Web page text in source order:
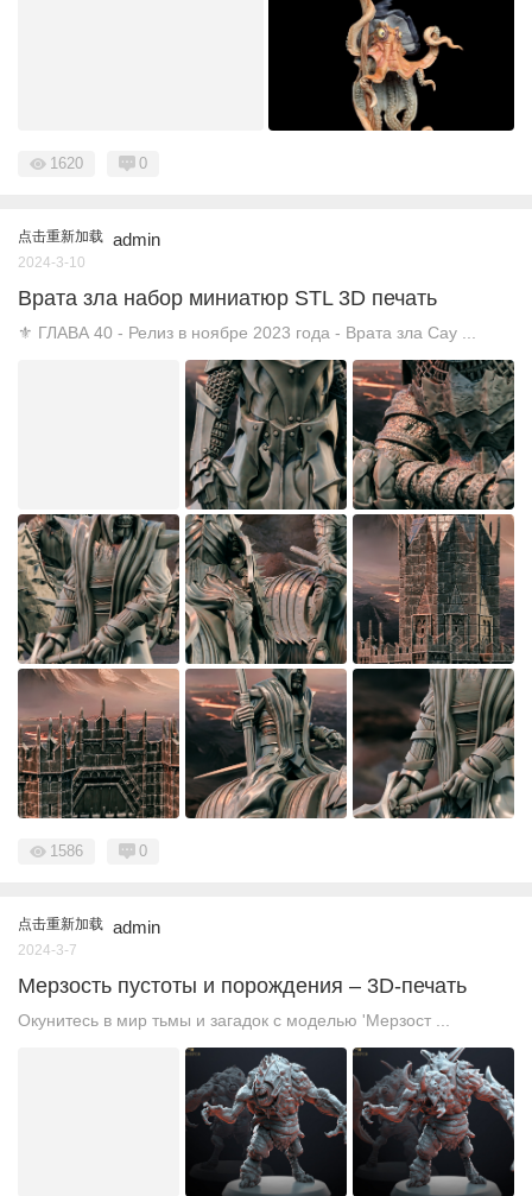
1620 0
点击重新加载 admin
2024-3-10
Врата зла набор миниатюр STL 3D печать
⚜️ ГЛАВА 40 - Релиз в ноябре 2023 года - Врата зла Сау ...
1586 0
点击重新加载 admin
2024-3-7
Мерзость пустоты и порождения – 3D-печать
Окунитесь в мир тьмы и загадок с моделью 'Мерзост ...